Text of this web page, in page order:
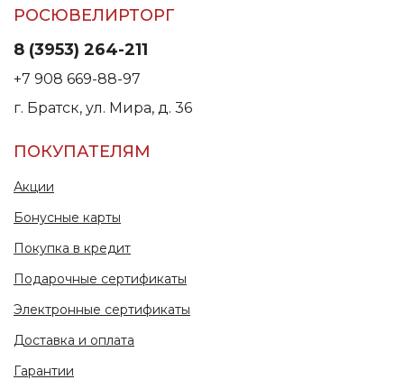
РОСЮВЕЛИРТОРГ
8 (3953) 264-211
+7 908 669-88-97
г. Братск, ул. Мира, д. 36
ПОКУПАТЕЛЯМ
Акции
Бонусные карты
Покупка в кредит
Подарочные сертификаты
Электронные сертификаты
Доставка и оплата
Гарантии